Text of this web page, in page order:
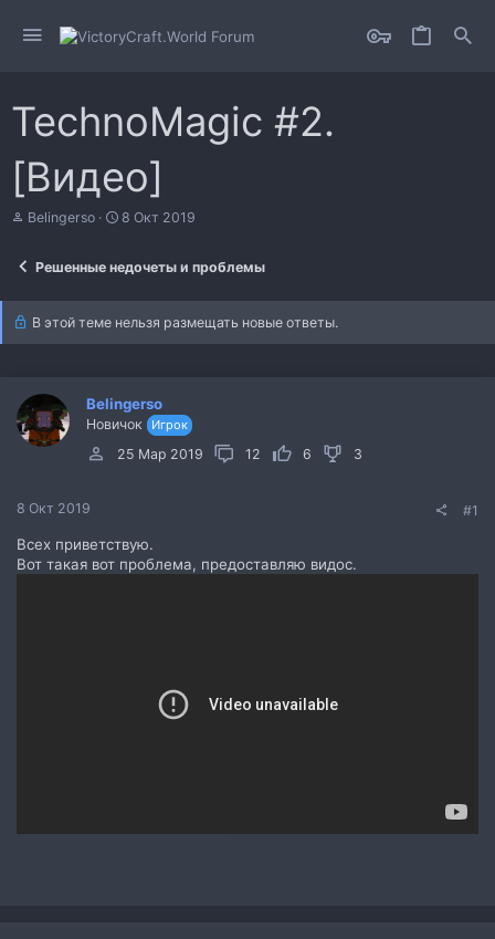
TechnoMagic #2.
[Видео]
А
е
м
Belingerso
Д
а
ч
а
8 Окт 2019
Решенные недочеты и проблемы
В этой теме нельзя размещать новые ответы.
Belingerso
Новичок Игрок
25 Мар 2019 12 6 3
8 Окт 2019 #1
Всех приветствую.
Вот такая вот проблема, предоставляю видос.